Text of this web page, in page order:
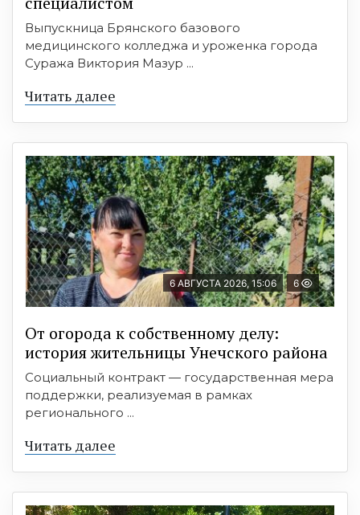
Выпускница Брянского базового
медицинского колледжа и уроженка города
Суража Виктория Мазур ...
Читать далее
6 АВГУСТА 2026, 15:06 6
От огорода к собственному делу:
история жительницы Унечского района
Социальный контракт — государственная мера
поддержки, реализуемая в рамках
регионального ...
Читать далее